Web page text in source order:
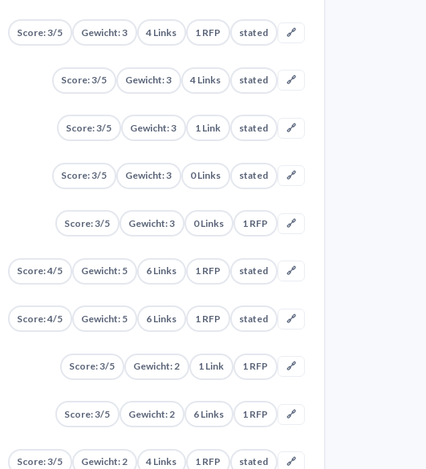
Score: 3/5 Gewicht: 3 4 Links 1 RFP stated 🔗
Score: 3/5 Gewicht: 3 4 Links stated 🔗
Score: 3/5 Gewicht: 3 1 Link stated 🔗
Score: 3/5 Gewicht: 3 0 Links stated 🔗
Score: 3/5 Gewicht: 3 0 Links 1 RFP 🔗
Score: 4/5 Gewicht: 5 6 Links 1 RFP stated 🔗
Score: 4/5 Gewicht: 5 6 Links 1 RFP stated 🔗
Score: 3/5 Gewicht: 2 1 Link 1 RFP 🔗
Score: 3/5 Gewicht: 2 6 Links 1 RFP 🔗
Score: 3/5 Gewicht: 2 4 Links 1 RFP stated 🔗